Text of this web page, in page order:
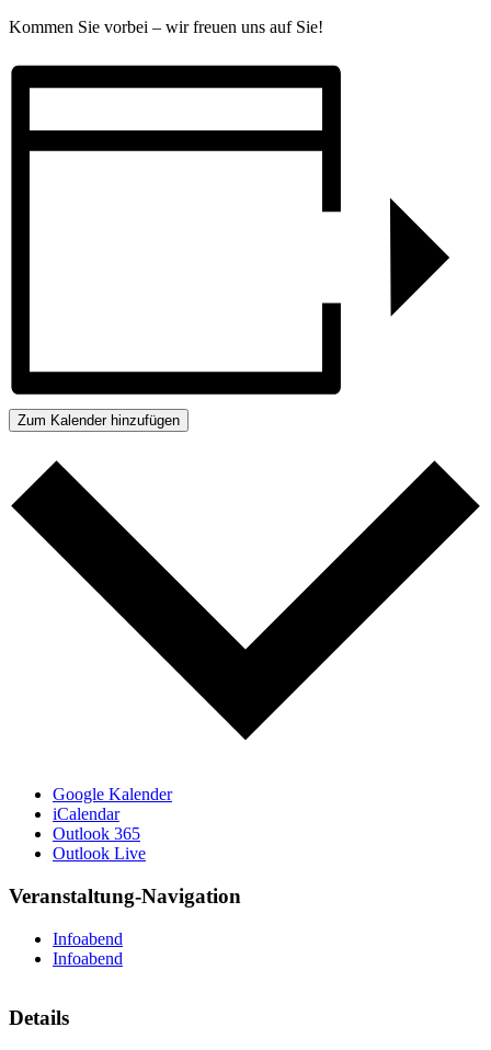
Kommen Sie vorbei – wir freuen uns auf Sie!
Zum Kalender hinzufügen
Google Kalender
iCalendar
Outlook 365
Outlook Live
Veranstaltung-Navigation
Infoabend
Infoabend
Details